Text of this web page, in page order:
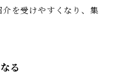
を受けやすくなり、集
る